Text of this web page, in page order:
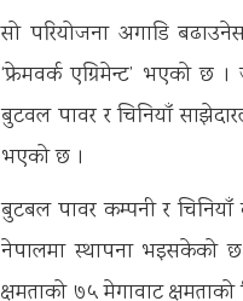
सो परियोजना अगाडि
‘फ्रेमवर्क एग्रिमेन्ट’ भएको छ
बुटवल पावर र चिनियाँ
भएको छ ।
बुटबल पावर कम्पनी र
नेपालमा स्थापना भइसकेको छ
क्षमताको ७५ मेगावाट